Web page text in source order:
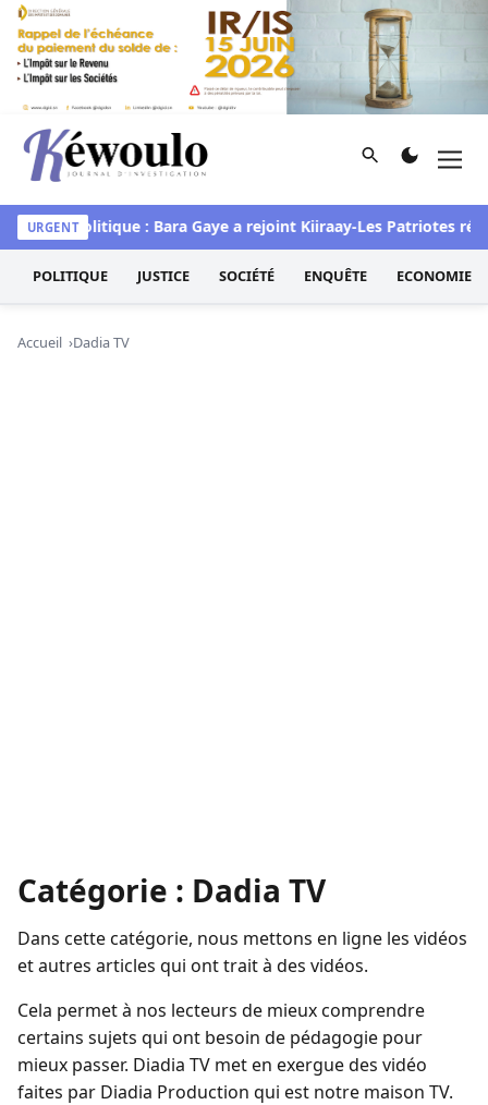
Aller au contenu
Kéwoulo, le premier site d'information et d'investigation
Rechercher
URGENTPolitique : Bara Gaye a rejoint Kiiraay-Les Patriotes
POLITIQUE JUSTICE SOCIÉTÉ ENQUÊTE ECONOMIE
Accueil Dadia TV
Catégorie : Dadia TV
Dans cette catégorie, nous mettons en ligne les vidéos
et autres articles qui ont trait à des vidéos.
Cela permet à nos lecteurs de mieux comprendre
certains sujets qui ont besoin de pédagogie pour
mieux passer. Diadia TV met en exergue des vidéo
faites par Diadia Production qui est notre maison TV.